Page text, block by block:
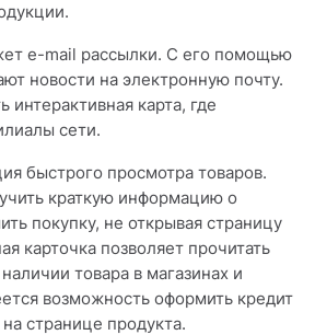
e-mail рассылки. С его помощью
новости на электронную почту.
интерактивная карта, где
сети.
быстрого просмотра товаров.
краткую информацию о
покупку, не открывая страницу
карточка позволяет прочитать
товара в магазинах и
возможность оформить кредит
странице продукта.